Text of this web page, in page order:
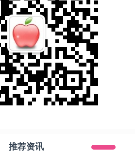
推荐资讯